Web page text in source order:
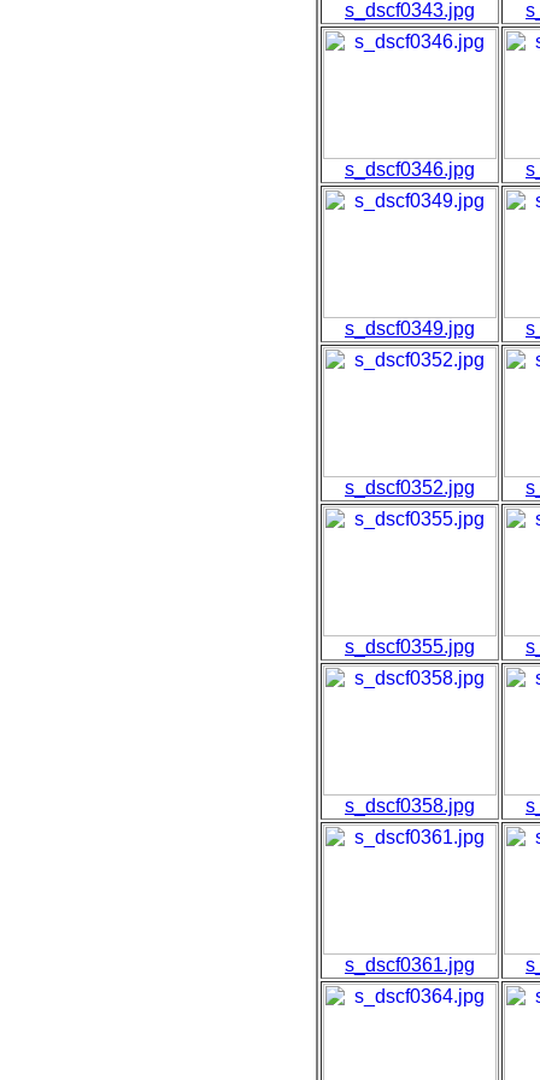
s_dscf0343.jpg
s_dscf0346.jpg
s_dscf0349.jpg
s_dscf0352.jpg
s_dscf0355.jpg
s_dscf0358.jpg
s_dscf0361.jpg